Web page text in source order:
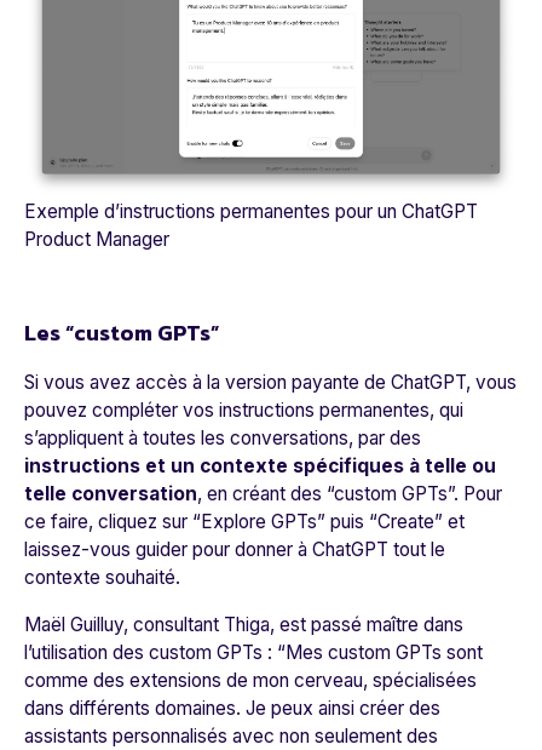
Exemple d’instructions permanentes pour un ChatGPT
Product Manager
Les “custom GPTs”
Si vous avez accès à la version payante de ChatGPT, vous
pouvez compléter vos instructions permanentes, qui
s’appliquent à toutes les conversations, par des
instructions et un contexte spécifiques à telle ou
telle conversation, en créant des “custom GPTs”. Pour
ce faire, cliquez sur “Explore GPTs” puis “Create” et
laissez-vous guider pour donner à ChatGPT tout le
contexte souhaité.
Maël Guilluy, consultant Thiga, est passé maître dans
l’utilisation des custom GPTs : “Mes custom GPTs sont
comme des extensions de mon cerveau, spécialisées
dans différents domaines. Je peux ainsi créer des
assistants personnalisés avec non seulement des